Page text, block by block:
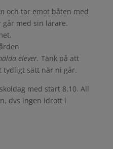
och tar emot båten med
går med sin lärare.
elever. Tänk på att
sätt när ni går.
med start 8.10. All
dvs ingen idrott i